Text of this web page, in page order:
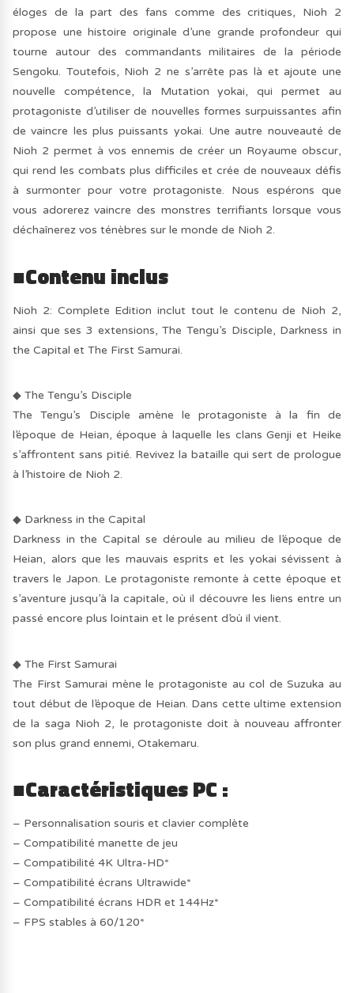
éloges de la part des fans comme des critiques, Nioh 2
propose une histoire originale d’une grande profondeur qui
tourne autour des commandants militaires de la période
Sengoku. Toutefois, Nioh 2 ne s’arrête pas là et ajoute une
nouvelle compétence, la Mutation yokai, qui permet au
protagoniste d’utiliser de nouvelles formes surpuissantes afin
de vaincre les plus puissants yokai. Une autre nouveauté de
Nioh 2 permet à vos ennemis de créer un Royaume obscur,
qui rend les combats plus difficiles et crée de nouveaux défis
à surmonter pour votre protagoniste. Nous espérons que
vous adorerez vaincre des monstres terrifiants lorsque vous
déchaînerez vos ténèbres sur le monde de Nioh 2.
■Contenu inclus
Nioh 2: Complete Edition inclut tout le contenu de Nioh 2,
ainsi que ses 3 extensions, The Tengu’s Disciple, Darkness in
the Capital et The First Samurai.
◆ The Tengu’s Disciple
The Tengu’s Disciple amène le protagoniste à la fin de
l’époque de Heian, époque à laquelle les clans Genji et Heike
s’affrontent sans pitié. Revivez la bataille qui sert de prologue
à l’histoire de Nioh 2.
◆ Darkness in the Capital
Darkness in the Capital se déroule au milieu de l’époque de
Heian, alors que les mauvais esprits et les yokai sévissent à
travers le Japon. Le protagoniste remonte à cette époque et
s’aventure jusqu’à la capitale, où il découvre les liens entre un
passé encore plus lointain et le présent d’où il vient.
◆ The First Samurai
The First Samurai mène le protagoniste au col de Suzuka au
tout début de l’époque de Heian. Dans cette ultime extension
de la saga Nioh 2, le protagoniste doit à nouveau affronter
son plus grand ennemi, Otakemaru.
■Caractéristiques PC :
– Personnalisation souris et clavier complète
– Compatibilité manette de jeu
– Compatibilité 4K Ultra-HD*
– Compatibilité écrans Ultrawide*
– Compatibilité écrans HDR et 144Hz*
– FPS stables à 60/120*